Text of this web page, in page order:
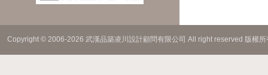
Copyright © 2006-2026 武漢品築凌川設計顧問有限公司 All right reserved 版權所